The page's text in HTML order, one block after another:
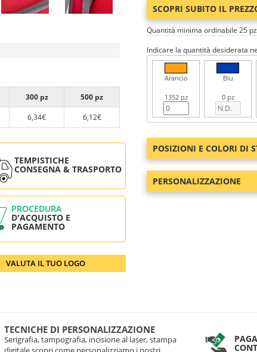
300 pz
500 pz
6,34€ 6,12€
TEMPISTICHE
CONSEGNA & TRASPORTO
PROCEDURA
D'ACQUISTO E
PAGAMENTO
VALUTA IL TUO LOGO
SCOPRI SUBITO IL
Quantità minima ordinabile 25
Indicare la quantità desiderata
Arancio
1352 pz
Blu
0 pz
POSIZIONI E COLORI DI
PERSONALIZZAZIONE
TECNICHE DI PERSONALIZZAZIONE
Serigrafia, tampografia, incisione al laser, stampa